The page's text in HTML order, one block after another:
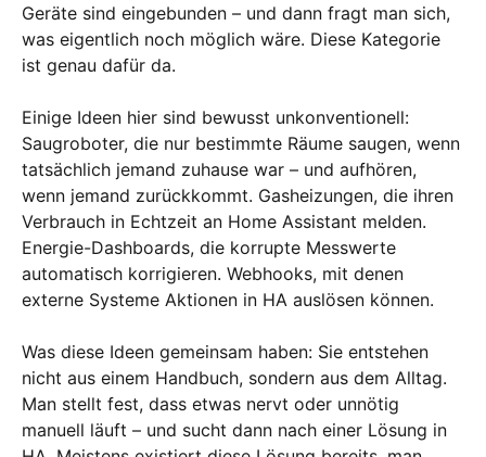
Geräte sind eingebunden – und dann fragt man sich,
was eigentlich noch möglich wäre. Diese Kategorie
ist genau dafür da.
Einige Ideen hier sind bewusst unkonventionell:
Saugroboter, die nur bestimmte Räume saugen, wenn
tatsächlich jemand zuhause war – und aufhören,
wenn jemand zurückkommt. Gasheizungen, die ihren
Verbrauch in Echtzeit an Home Assistant melden.
Energie-Dashboards, die korrupte Messwerte
automatisch korrigieren. Webhooks, mit denen
externe Systeme Aktionen in HA auslösen können.
Was diese Ideen gemeinsam haben: Sie entstehen
nicht aus einem Handbuch, sondern aus dem Alltag.
Man stellt fest, dass etwas nervt oder unnötig
manuell läuft – und sucht dann nach einer Lösung in